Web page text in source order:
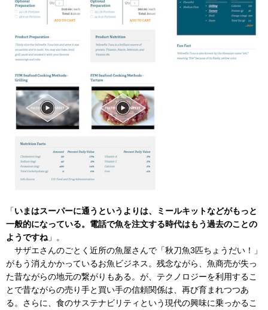
「いまはスーパーに通うというよりは、ミールキットなどがもっと
一般的になっている。電話で魚を注文する時代はもう過去のことの
ようですね 」。
サザエさんのごとく近所の魚屋さんで「秋刀魚3匹ちょうだい！」
がもう消えかかっているお魚ビジネス。残念ながら、魚商売が失っ
た昔ながらの地元の繋がりもある。が、テクノロジーを利用するこ
とで昔ながらの売り手と買い手の信頼関係は、再び育まれつつあ
る。さらに、食のサステナビリティという現代の興味に乗っかるこ